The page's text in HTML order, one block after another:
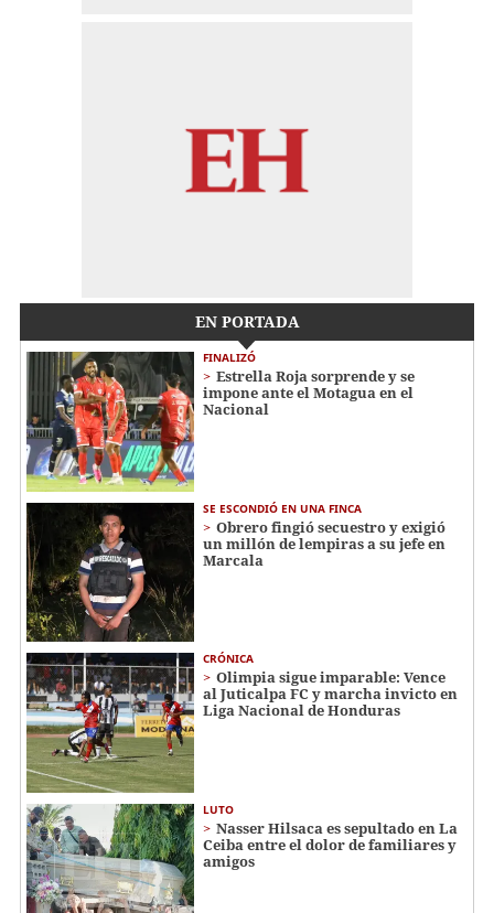
EN PORTADA
FINALIZÓ
Estrella Roja sorprende y se
impone ante el Motagua en el
Nacional
SE ESCONDIÓ EN UNA FINCA
Obrero fingió secuestro y exigió
un millón de lempiras a su jefe en
Marcala
CRÓNICA
Olimpia sigue imparable: Vence
al Juticalpa FC y marcha invicto en
Liga Nacional de Honduras
LUTO
Nasser Hilsaca es sepultado en La
Ceiba entre el dolor de familiares y
amigos